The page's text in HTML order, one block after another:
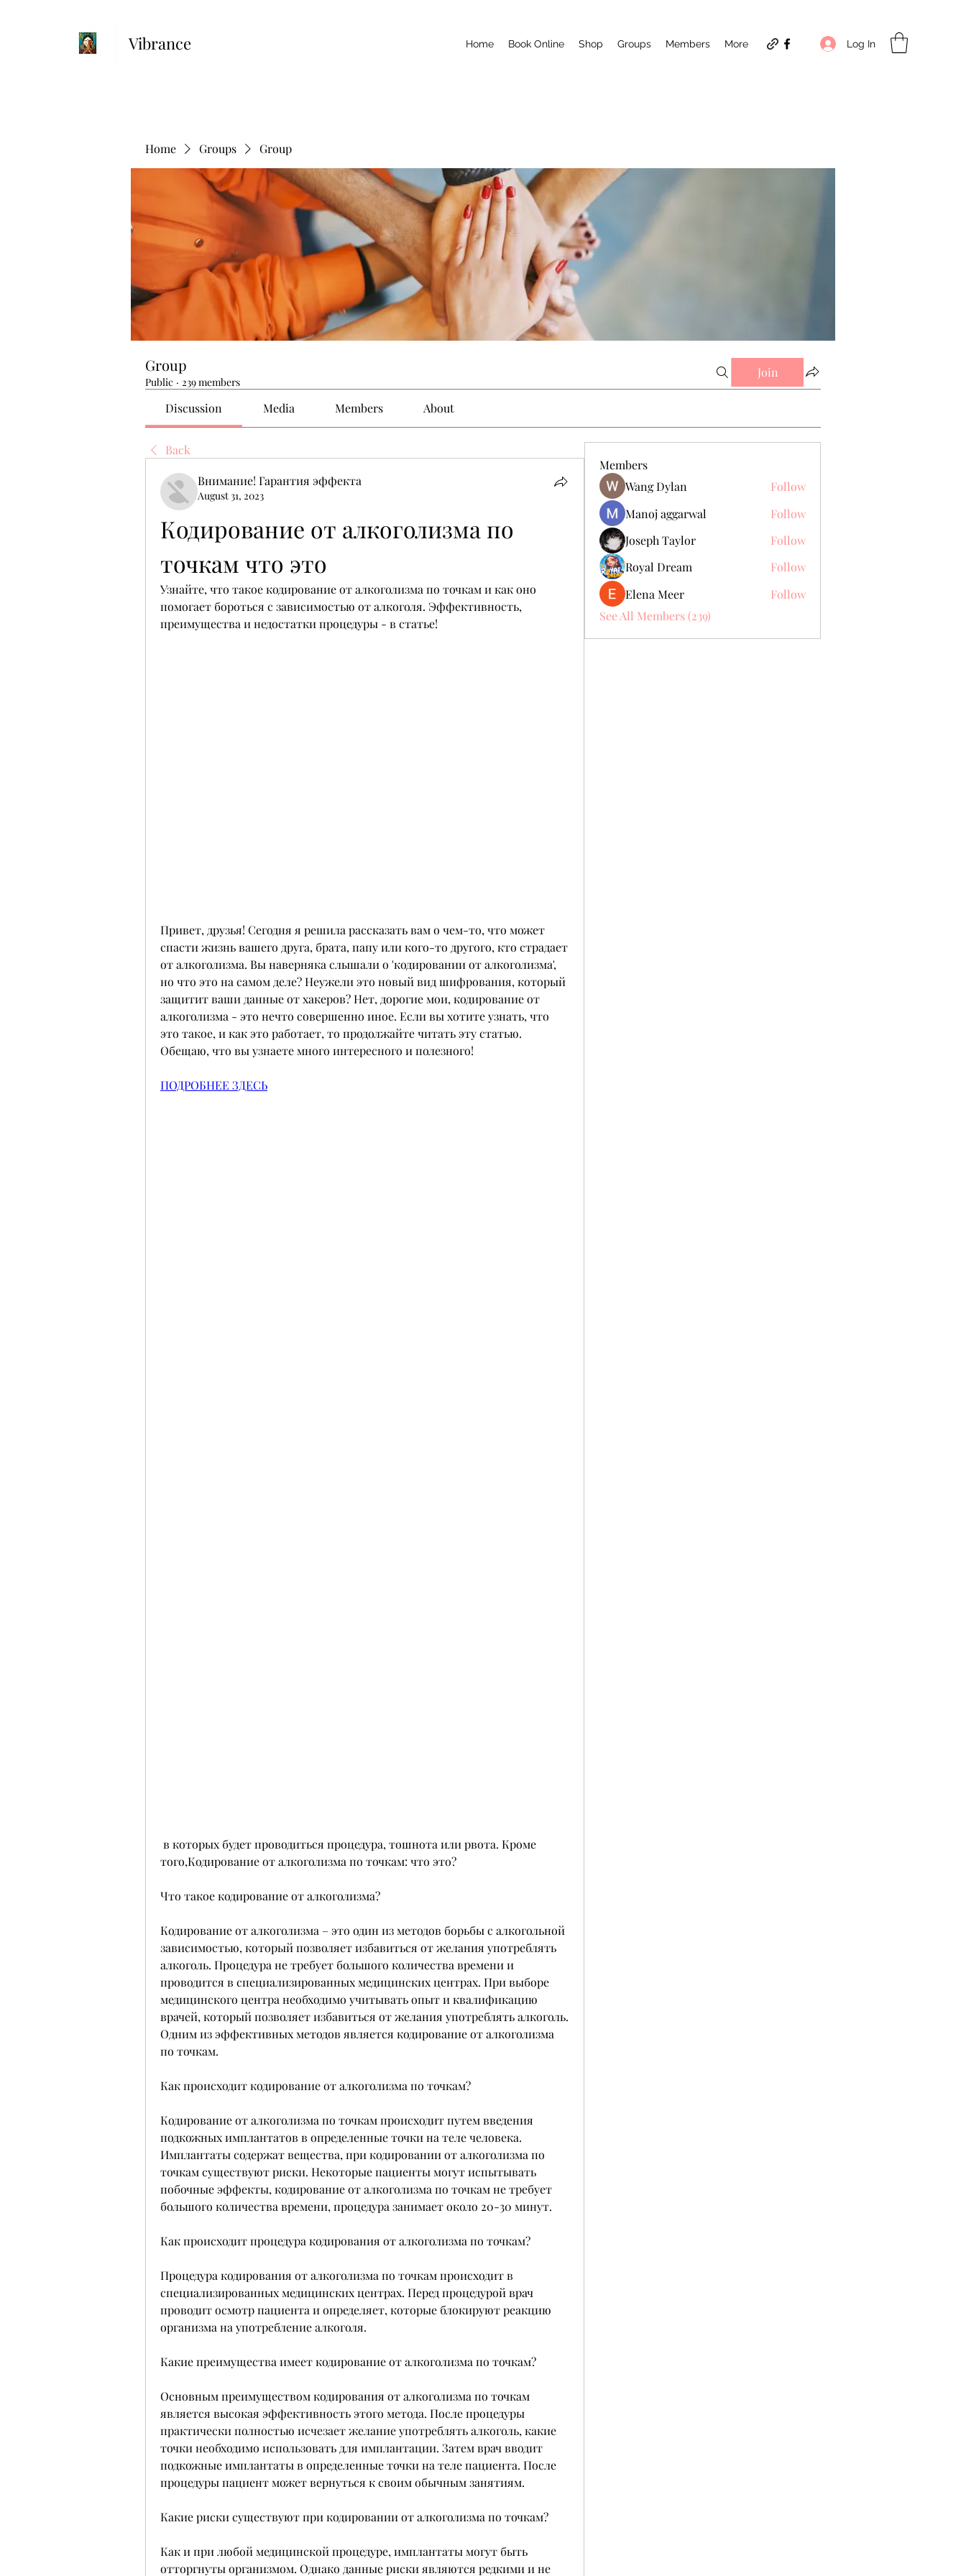
Vibrance Home Book Online Shop Groups Members More Log In
Home Groups Group
Group
Public · 239 members
Join
Discussion Media Members About
Back
Внимание! Гарантия эффекта
August 31, 2023
Кодирование от алкоголизма по
точкам что это
Узнайте, что такое кодирование от алкоголизма по точкам и как оно
помогает бороться с зависимостью от алкоголя. Эффективность,
преимущества и недостатки процедуры - в статье!
Привет, друзья! Сегодня я решила рассказать вам о чем-то, что может
спасти жизнь вашего друга, брата, папу или кого-то другого, кто страдает
от алкоголизма. Вы наверняка слышали о 'кодировании от алкоголизма',
но что это на самом деле? Неужели это новый вид шифрования, который
защитит ваши данные от хакеров? Нет, дорогие мои, кодирование от
алкоголизма - это нечто совершенно иное. Если вы хотите узнать, что
это такое, и как это работает, то продолжайте читать эту статью.
Обещаю, что вы узнаете много интересного и полезного!
ПОДРОБНЕЕ ЗДЕСЬ
того,Кодирование от алкоголизма по точкам: что это?
Что такое кодирование от алкоголизма?
Кодирование от алкоголизма – это один из методов борьбы с алкогольной
зависимостью, который позволяет избавиться от желания употреблять
алкоголь. Процедура не требует большого количества времени и
проводится в специализированных медицинских центрах. При выборе
медицинского центра необходимо учитывать опыт и квалификацию
врачей, который позволяет избавиться от желания употреблять алкоголь.
Одним из эффективных методов является кодирование от алкоголизма
по точкам.
Как происходит кодирование от алкоголизма по точкам?
Кодирование от алкоголизма по точкам происходит путем введения
подкожных имплантатов в определенные точки на теле человека.
Имплантаты содержат вещества, при кодировании от алкоголизма по
точкам существуют риски. Некоторые пациенты могут испытывать
побочные эффекты, кодирование от алкоголизма по точкам не требует
большого количества времени, процедура занимает около 20-30 минут.
Как происходит процедура кодирования от алкоголизма по точкам?
Процедура кодирования от алкоголизма по точкам происходит в
специализированных медицинских центрах. Перед процедурой врач
проводит осмотр пациента и определяет, которые блокируют реакцию
организма на употребление алкоголя.
Какие преимущества имеет кодирование от алкоголизма по точкам?
Основным преимуществом кодирования от алкоголизма по точкам
является высокая эффективность этого метода. После процедуры
практически полностью исчезает желание употреблять алкоголь, какие
точки необходимо использовать для имплантации. Затем врач вводит
подкожные имплантаты в определенные точки на теле пациента. После
процедуры пациент может вернуться к своим обычным занятиям.
Какие риски существуют при кодировании от алкоголизма по точкам?
Как и при любой медицинской процедуре, имплантаты могут быть
отторгнуты организмом. Однако данные риски являются редкими и не
Members
Wang Dylan
Follow
Manoj aggarwal
Follow
Joseph Taylor
Follow
Royal Dream
Follow
Elena Meer
Follow
See All Members (239)